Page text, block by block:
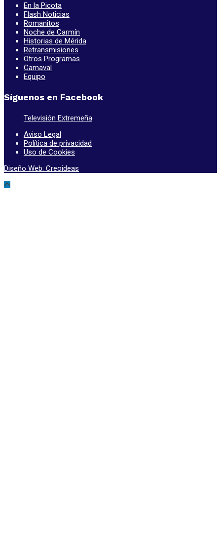
En la Picota
Flash Noticias
Romanitos
Noche de Carmín
Historias de Mérida
Retransmisiones
Otros Programas
Carnaval
Equipo
Síguenos en Facebook
Televisión Extremeña
Aviso Legal
Política de privacidad
Uso de Cookies
Diseño Web: Creoideas